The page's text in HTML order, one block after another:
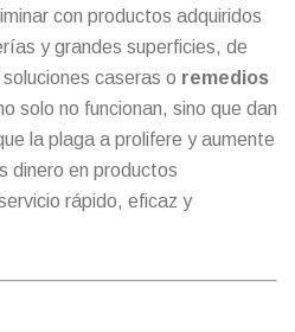
con productos adquiridos
y grandes superficies, de
caseras o remedios
solo no funcionan, sino que dan
la plaga a prolifere y aumente
dinero en productos
rápido, eficaz y